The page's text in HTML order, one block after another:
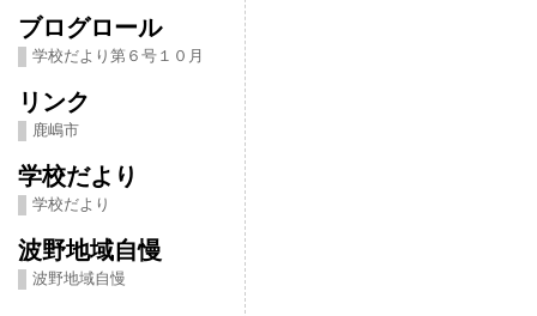
ブログロール
学校だより第６号１０月
リンク
鹿嶋市
学校だより
学校だより
波野地域自慢
波野地域自慢